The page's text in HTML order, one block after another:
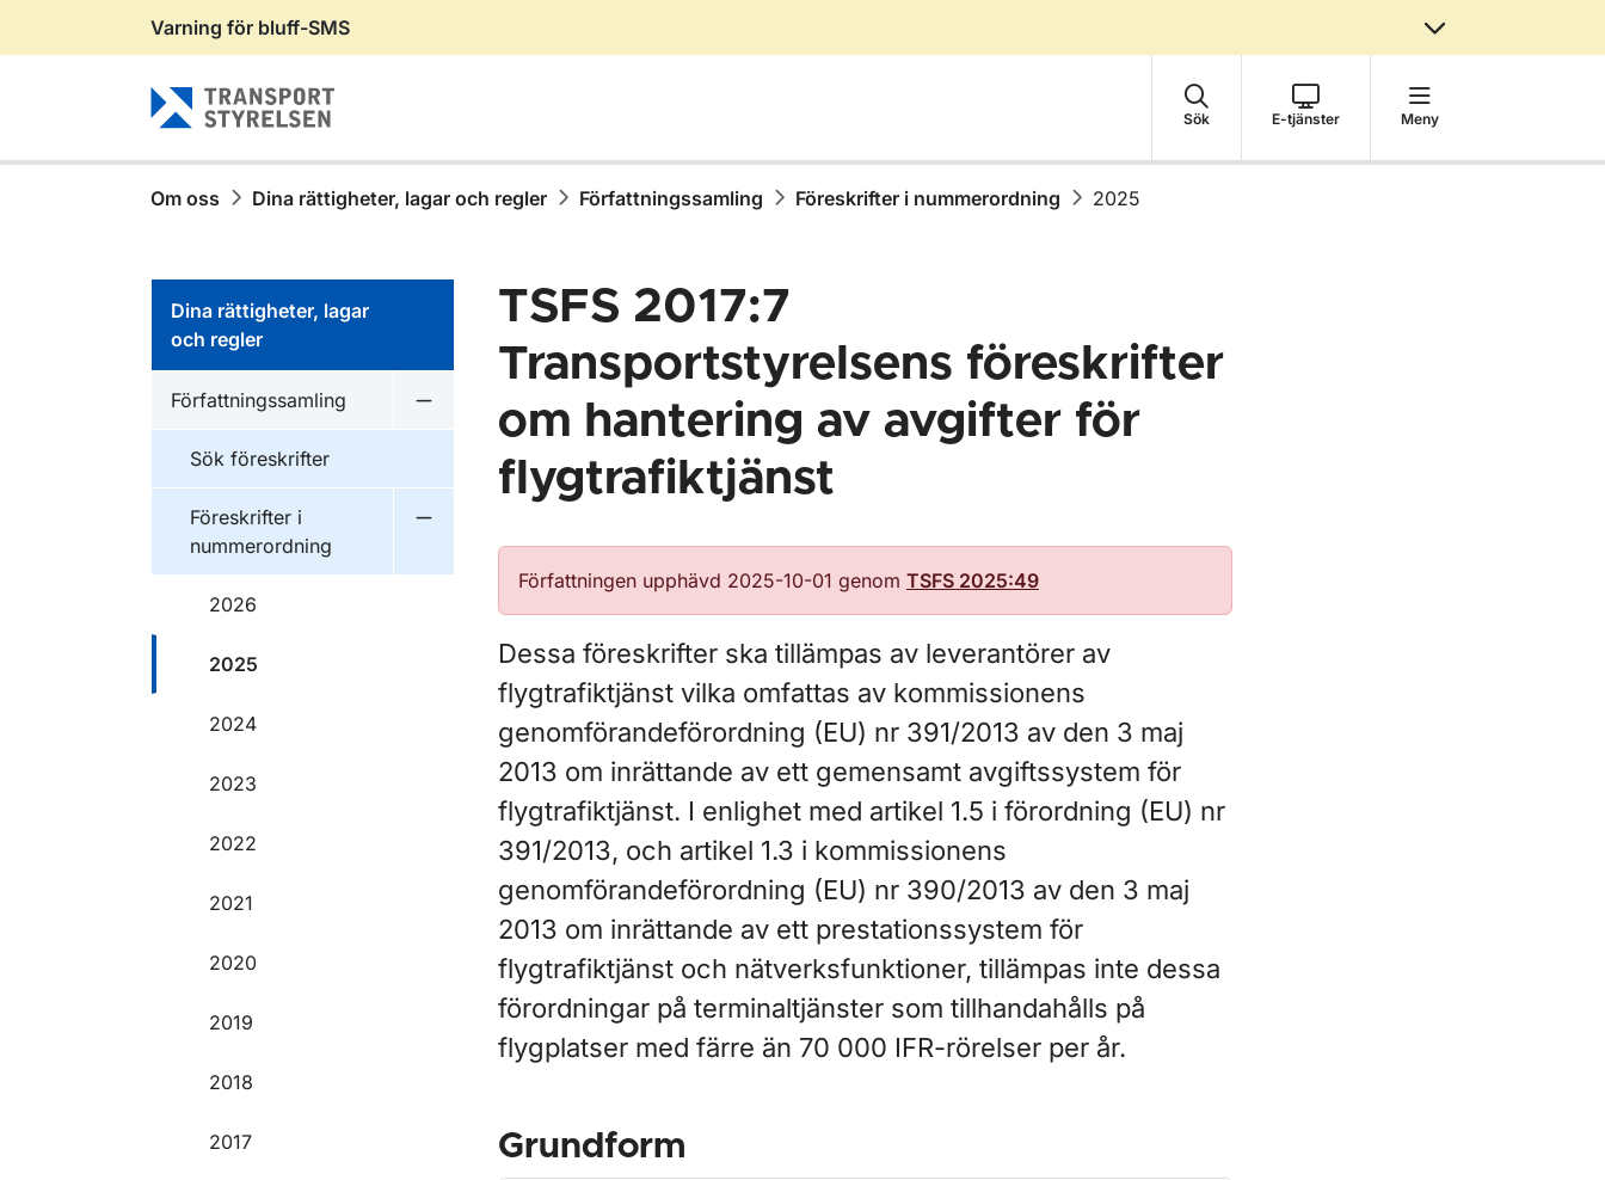
Gå till sidans innehåll
Varning för bluff-SMS
Sök E-tjänster Meny
Om oss Dina rättigheter, lagar och regler Författningssamling Föreskrifter i nummerordning 2025
Dina rättigheter, lagar
och regler
Författningssamling
Undermeny för Författningssamling
Sök föreskrifter
Föreskrifter i
nummerordning
2026
2025
2024
2023
2022
2021
2020
2019
2018
2017
TSFS 2017:7
Transportstyrelsens föreskrifter
om hantering av avgifter för
flygtrafiktjänst
Författningen upphävd 2025-10-01 genom TSFS 2025:49
Dessa föreskrifter ska tillämpas av leverantörer av
flygtrafiktjänst vilka omfattas av kommissionens
genomförandeförordning (EU) nr 391/2013 av den 3 maj
2013 om inrättande av ett gemensamt avgiftssystem för
flygtrafiktjänst. I enlighet med artikel 1.5 i förordning (EU) nr
391/2013, och artikel 1.3 i kommissionens
genomförandeförordning (EU) nr 390/2013 av den 3 maj
2013 om inrättande av ett prestationssystem för
flygtrafiktjänst och nätverksfunktioner, tillämpas inte dessa
förordningar på terminaltjänster som tillhandahålls på
flygplatser med färre än 70 000 IFR-rörelser per år.
Grundform